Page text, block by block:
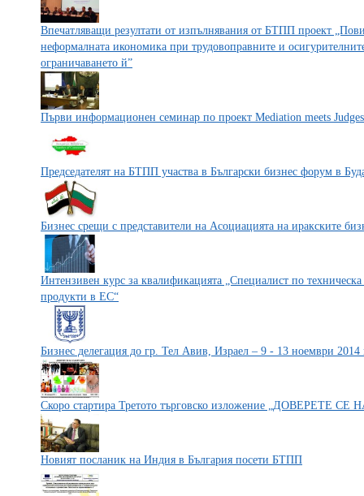
Впечатляващи резултати от изпълнявания от БТПП проект
неформалната икономика при трудовоправните и
ограничаването й”
Първи информационен семинар по проект Mediation meets Judges
Председателят на БТПП участва в Български бизнес форум в
Бизнес срещи с представители на Асоциацията на иракските
Интензивен курс за квалификацията „Специалист по
продукти в ЕС“
Бизнес делегация до гр. Тел Авив, Израел – 9 - 13 ноември 2014
Скоро стартира Третото търговско изложение „ДОВЕРЕТЕ
Новият посланик на Индия в България посети БТПП